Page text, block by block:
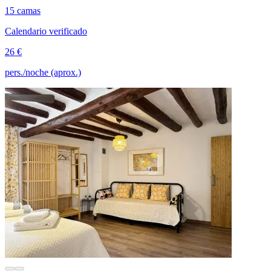
15 camas
Calendario verificado
26 €
pers./noche (aprox.)